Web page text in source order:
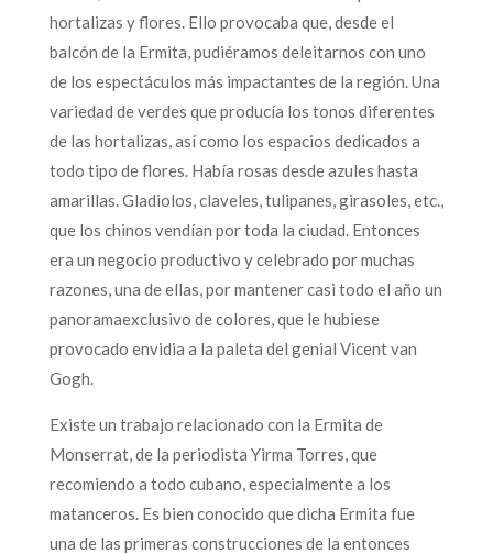
hortalizas y flores. Ello provocaba que, desde el
balcón de la Ermita, pudiéramos deleitarnos con uno
de los espectáculos más impactantes de la región. Una
variedad de verdes que producía los tonos diferentes
de las hortalizas, así como los espacios dedicados a
todo tipo de flores. Había rosas desde azules hasta
amarillas. Gladiolos, claveles, tulipanes, girasoles, etc.,
que los chinos vendían por toda la ciudad. Entonces
era un negocio productivo y celebrado por muchas
razones, una de ellas, por mantener casi todo el año un
panoramaexclusivo de colores, que le hubiese
provocado envidia a la paleta del genial Vicent van
Gogh.
Existe un trabajo relacionado con la Ermita de
Monserrat, de la periodista Yirma Torres, que
recomiendo a todo cubano, especialmente a los
matanceros. Es bien conocido que dicha Ermita fue
una de las primeras construcciones de la entonces